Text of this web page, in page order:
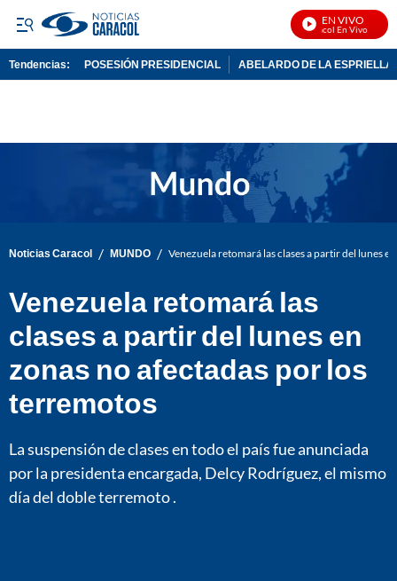
EN VIVO
Noticias Caracol En Vivo
Tendencias: POSESIÓN PRESIDENCIAL ABELARDO DE LA ESPRIELLA
Noticias Caracol / MUNDO / Venezuela retomará las clases a partir del lunes
Venezuela retomará las
clases a partir del lunes en
zonas no afectadas por los
terremotos
La suspensión de clases en todo el país fue anunciada
por la presidenta encargada, Delcy Rodríguez, el mismo
día del doble terremoto .